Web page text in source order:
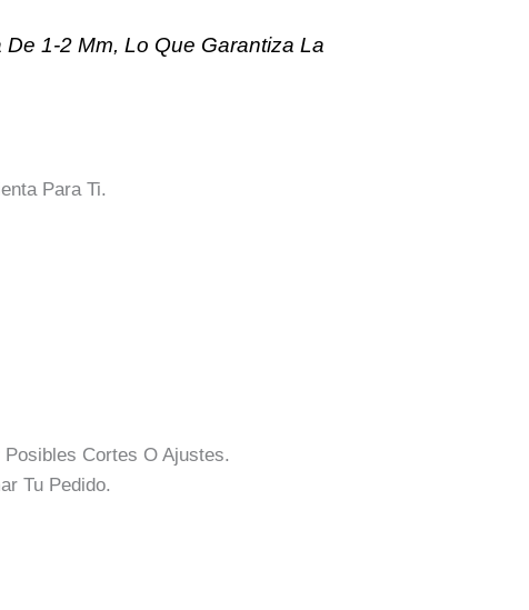
1-2 Mm, Lo Que Garantiza La
Para Ti.
Posibles Cortes O Ajustes.
Tu Pedido.